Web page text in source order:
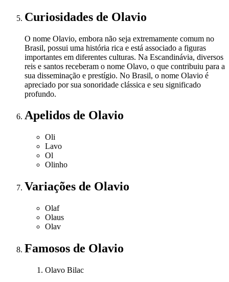
Curiosidades de Olavio
O nome Olavio, embora não seja extremamente comum no
Brasil, possui uma história rica e está associado a figuras
importantes em diferentes culturas. Na Escandinávia, diversos
reis e santos receberam o nome Olavo, o que contribuiu para a
sua disseminação e prestígio. No Brasil, o nome Olavio é
apreciado por sua sonoridade clássica e seu significado
profundo.
Apelidos de Olavio
Oli
Lavo
Ol
Olinho
Variações de Olavio
Olaf
Olaus
Olav
Famosos de Olavio
Olavo Bilac